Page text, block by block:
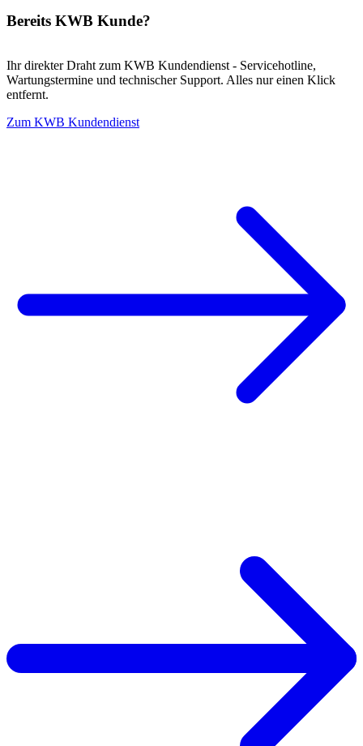
Bereits KWB Kunde?
Ihr direkter Draht zum KWB Kundendienst - Servicehotline,
Wartungstermine und technischer Support. Alles nur einen Klick
entfernt.
Zum KWB Kundendienst